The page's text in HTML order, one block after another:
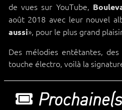
de vues sur YouTube,
août 2018 avec leur nouvel
aussi», pour le plus grand
Des mélodies entêtantes,
touche électro, voilà la